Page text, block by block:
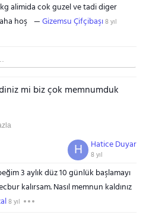
alimida cok guzel ve tadi diger
hoş
Gizemsu Çifçibaşı8 yıl
mi biz çok memnumduk
Hatice Duyar
8 yıl
H
3 aylık düz 10 günlük başlamayı
kalırsam. Nasıl memnun kaldınız
8 yıl